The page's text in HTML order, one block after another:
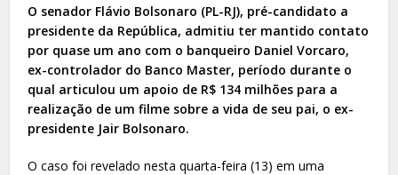
O senador Flávio Bolsonaro (PL-RJ), pré-candidato a
presidente da República, admitiu ter mantido contato
por quase um ano com o banqueiro Daniel Vorcaro,
ex-controlador do Banco Master, período durante o
qual articulou um apoio de R$ 134 milhões para a
realização de um filme sobre a vida de seu pai, o ex-
presidente Jair Bolsonaro.
O caso foi revelado nesta quarta-feira (13) em uma